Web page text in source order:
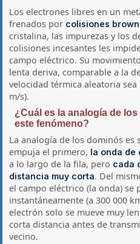
Los electrones libres en un
frenados por colisiones
cristalina, las impurezas y los
colisiones incesantes les
campo eléctrico. Su
lenta deriva, comparable a la
velocidad térmica aleatoria
m/s).
¿Cuál es la analogía de
este fenómeno?
La analogía de los dominós es
empuja el primero, la onda de
a lo largo de la fila, pero cada
distancia muy corta. Del
el campo eléctrico (la onda) se
instantáneamente (a 300 000
electrón solo se mueve muy
corta distancia antes de
vecino.